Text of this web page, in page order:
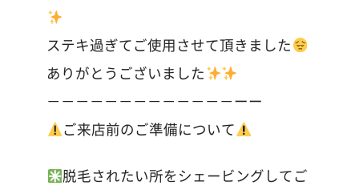
ステキ過ぎてご使用させて頂きました
ありがとうございました
－－－－－－－－－－－－－ーー
ご来店前のご準備について
脱毛されたい所をシェービングしてご